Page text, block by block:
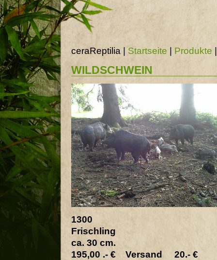
ceraReptilia | Startseite Produkte
WILDSCHWEIN
1300
Frischling
ca. 30 cm.
195,00 .- € Versand 20.- €